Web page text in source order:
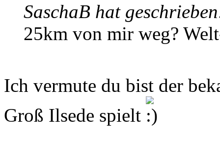
SaschaB hat
25km von mir weg?
Ich vermute du bist der
Groß Ilsede spielt